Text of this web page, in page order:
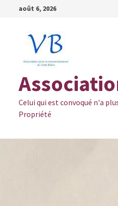
Passer
contenu
août 6, 2026
Celui qui est convoqué n'a
Propriété